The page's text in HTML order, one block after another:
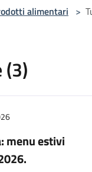
alimentari >
menu estivi